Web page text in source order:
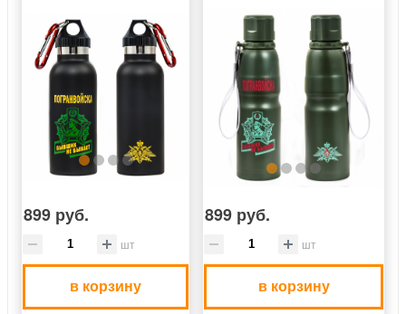
899 руб.
шт
в корзину
899 руб.
шт
в корзину